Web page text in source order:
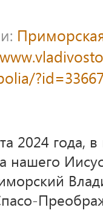
2024 года,
нашего